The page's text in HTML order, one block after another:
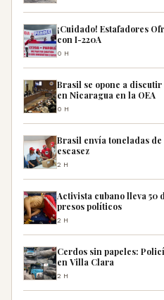
¡Cuidado! Estafadores
con I-220A
0H
Brasil se opone a
en Nicaragua en la OEA
0H
Brasil envía toneladas
escasez
2H
Activista cubano lleva 50
presos políticos
2H
Cerdos sin papeles:
en Villa Clara
2H